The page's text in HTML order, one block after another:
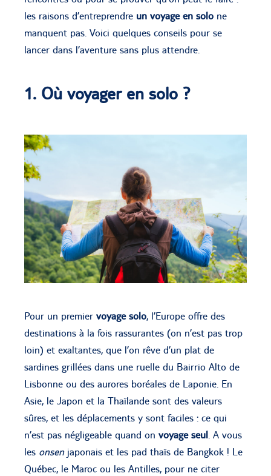
les raisons d’entreprendre un voyage en solo ne
manquent pas. Voici quelques conseils pour se
lancer dans l’aventure sans plus attendre.
1. Où voyager en solo ?
Pour un premier voyage solo, l’Europe offre des
destinations à la fois rassurantes (on n’est pas trop
loin) et exaltantes, que l’on rêve d’un plat de
sardines grillées dans une ruelle du Bairrio Alto de
Lisbonne ou des aurores boréales de Laponie. En
Asie, le Japon et la Thaïlande sont des valeurs
sûres, et les déplacements y sont faciles : ce qui
n’est pas négligeable quand on voyage seul. A vous
les onsenjaponais et les pad thaïs de Bangkok ! Le
Québec, le Maroc ou les Antilles, pour ne citer